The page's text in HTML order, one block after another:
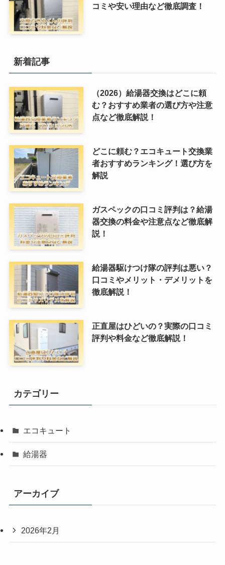
コミや安い理由など徹底調査！
新着記事
（2026）給湯器交換はどこに頼
む？おすすめ業者の選び方や注意
点など徹底解説！
どこに頼む？エコキュート交換業
者おすすめランキング！選び方を
解説
ガスペックの口コミ評判は？給湯
器交換の料金や注意点など徹底解
説！
給湯器駆けつけ隊の評判は悪い？
口コミやメリット・デメリットを
徹底解説！
正直屋はひどいの？実際の口コミ
評判や料金など徹底解説！
カテゴリー
エコキュート
給湯器
アーカイブ
2026年2月